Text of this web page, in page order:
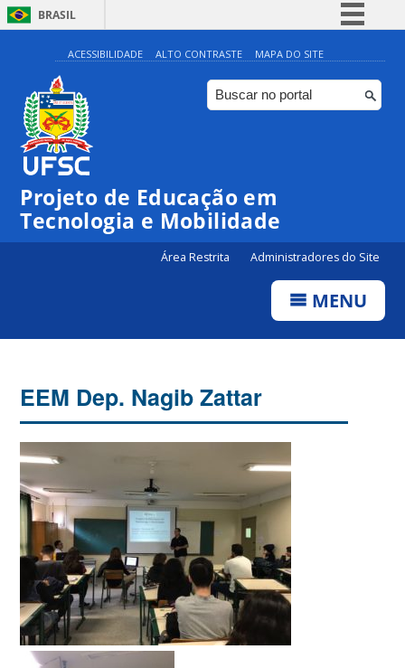
BRASIL
Simplifique!
Comunica BR
Participe
Canais
ACESSIBILIDADE ALTO CONTRASTE MAPA DO SITE
Projeto de Educação em
Tecnologia e Mobilidade
Área Restrita Administradores do Site
MENU
EEM Dep. Nagib Zattar